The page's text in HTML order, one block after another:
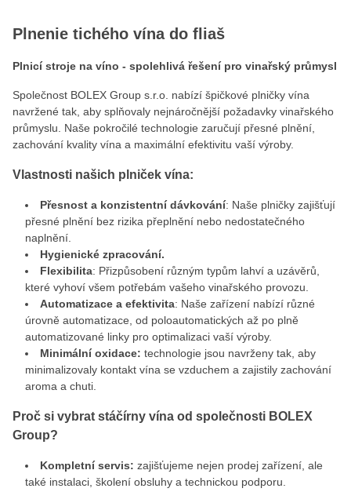
Plnenie tichého vína do fliaš
Plnicí stroje na víno - spolehlivá řešení pro vinařský průmysl
Společnost BOLEX Group s.r.o. nabízí špičkové plničky vína
navržené tak, aby splňovaly nejnáročnější požadavky vinařského
průmyslu. Naše pokročilé technologie zaručují přesné plnění,
zachování kvality vína a maximální efektivitu vaší výroby.
Vlastnosti našich plniček vína:
Přesnost a konzistentní dávkování: Naše plničky zajišťují
přesné plnění bez rizika přeplnění nebo nedostatečného
naplnění.
Hygienické zpracování.
Flexibilita: Přizpůsobení různým typům lahví a uzávěrů,
které vyhoví všem potřebám vašeho vinařského provozu.
Automatizace a efektivita: Naše zařízení nabízí různé
úrovně automatizace, od poloautomatických až po plně
automatizované linky pro optimalizaci vaší výroby.
Minimální oxidace: technologie jsou navrženy tak, aby
minimalizovaly kontakt vína se vzduchem a zajistily zachování
aroma a chuti.
Proč si vybrat stáčírny vína od společnosti BOLEX
Group?
Kompletní servis: zajišťujeme nejen prodej zařízení, ale
také instalaci, školení obsluhy a technickou podporu.